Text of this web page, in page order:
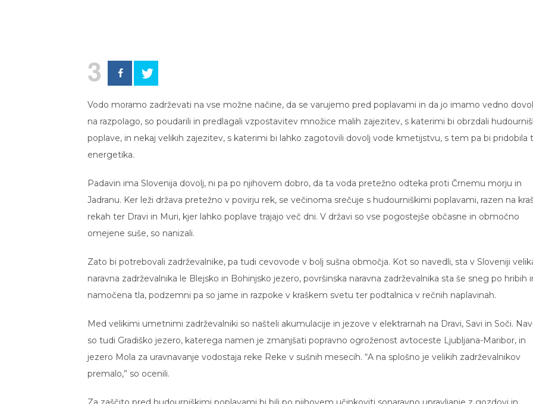
3
Vodo moramo zadrževati na vse možne načine, da se varujemo pred poplavami in da jo imamo vedno
na razpolago, so poudarili in predlagali vzpostavitev množice malih zajezitev, s katerimi bi obrzdali
poplave, in nekaj velikih zajezitev, s katerimi bi lahko zagotovili dovolj vode kmetijstvu, s tem pa bi pridobila
energetika.
Padavin ima Slovenija dovolj, ni pa po njihovem dobro, da ta voda pretežno odteka proti Črnemu morju in
Jadranu. Ker leži država pretežno v povirju rek, se večinoma srečuje s hudourniškimi poplavami, razen na
rekah ter Dravi in Muri, kjer lahko poplave trajajo več dni. V državi so vse pogostejše občasne in območno
omejene suše, so nanizali.
Zato bi potrebovali zadrževalnike, pa tudi cevovode v bolj sušna območja. Kot so navedli, sta v Sloveniji
naravna zadrževalnika le Blejsko in Bohinjsko jezero, površinska naravna zadrževalnika sta še sneg po hribih
namočena tla, podzemni pa so jame in razpoke v kraškem svetu ter podtalnica v rečnih naplavinah.
Med velikimi umetnimi zadrževalniki so našteli akumulacije in jezove v elektrarnah na Dravi, Savi in Soči.
so tudi Gradiško jezero, katerega namen je zmanjšati popravno ogroženost avtoceste Ljubljana-Maribor, in
jezero Mola za uravnavanje vodostaja reke Reke v sušnih mesecih. “A na splošno je velikih zadrževalnikov
premalo,” so ocenili.